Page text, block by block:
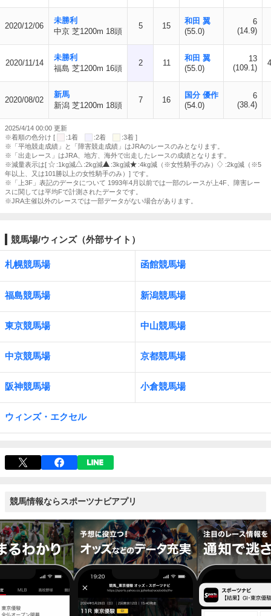
2020/12/06
未勝利
中京 芝1200m 18頭
5 15
和田 翼
(55.0)
6
(14.9)
2020/11/14
未勝利
福島 芝1200m 16頭
2 11
和田 翼
(55.0)
13
(109.1)
2020/08/02
新馬
新潟 芝1200m 18頭
7 16
国分 優作
(54.0)
6
(38.4)
2025/4/14 00:00 更新
※着順の色分け [
:1着 :2着
:3着 ]
※「平地競走成績」と「障害競走成績」はJRAのレースのみとなります。
※「出走レース」はJRA、地方、海外で出走したレースの成績となります。
※減量表示は[
:1kg減 :2kg減 :3kg減 :4kg減（※女性騎手のみ）
:2kg減（※5
年以上、又は101勝以上の女性騎手のみ）] です。
※「上3F」表記のデータについて 1993年4月以前では一部のレースが上4F、障害レー
スに関しては平均Fで計測されたデータです。
※JRA主催以外のレースでは一部データがない場合があります。
競馬場/ウィンズ（外部サイト）
札幌競馬場 函館競馬場
福島競馬場 新潟競馬場
東京競馬場 中山競馬場
中京競馬場 京都競馬場
阪神競馬場 小倉競馬場
ウィンズ・エクセル
競馬情報ならスポーツナビアプリ